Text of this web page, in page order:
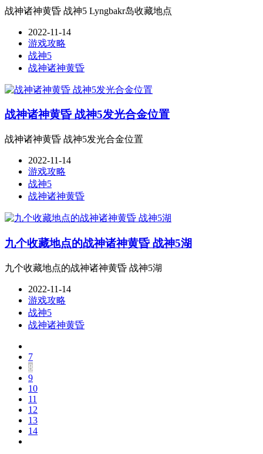
战神诸神黄昏 战神5 Lyngbakr岛收藏地点
2022-11-14
游戏攻略
战神5
战神诸神黄昏
战神诸神黄昏 战神5发光合金位置
战神诸神黄昏 战神5发光合金位置
2022-11-14
游戏攻略
战神5
战神诸神黄昏
九个收藏地点的战神诸神黄昏 战神5湖
九个收藏地点的战神诸神黄昏 战神5湖
2022-11-14
游戏攻略
战神5
战神诸神黄昏
7
8
9
10
11
12
13
14